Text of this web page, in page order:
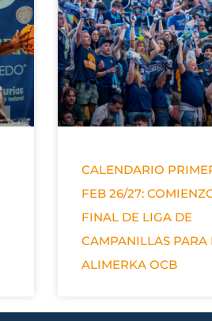
CALENDARIO
FEB 26/27:
FINAL DE LIGA DE
CAMPANILLAS PARA
ALIMERKA OCB